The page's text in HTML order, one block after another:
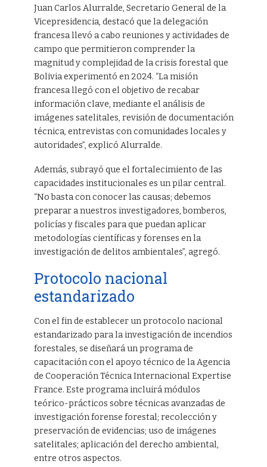
Juan Carlos Alurralde, Secretario General de la
Vicepresidencia, destacó que la delegación
francesa llevó a cabo reuniones y actividades de
campo que permitieron comprender la
magnitud y complejidad de la crisis forestal que
Bolivia experimentó en 2024. “La misión
francesa llegó con el objetivo de recabar
información clave, mediante el análisis de
imágenes satelitales, revisión de documentación
técnica, entrevistas con comunidades locales y
autoridades”, explicó Alurralde.
Además, subrayó que el fortalecimiento de las
capacidades institucionales es un pilar central.
“No basta con conocer las causas; debemos
preparar a nuestros investigadores, bomberos,
policías y fiscales para que puedan aplicar
metodologías científicas y forenses en la
investigación de delitos ambientales”, agregó.
Protocolo nacional
estandarizado
Con el fin de establecer un protocolo nacional
estandarizado para la investigación de incendios
forestales, se diseñará un programa de
capacitación con el apoyo técnico de la Agencia
de Cooperación Técnica Internacional Expertise
France. Este programa incluirá módulos
teórico-prácticos sobre técnicas avanzadas de
investigación forense forestal; recolección y
preservación de evidencias; uso de imágenes
satelitales; aplicación del derecho ambiental,
entre otros aspectos.